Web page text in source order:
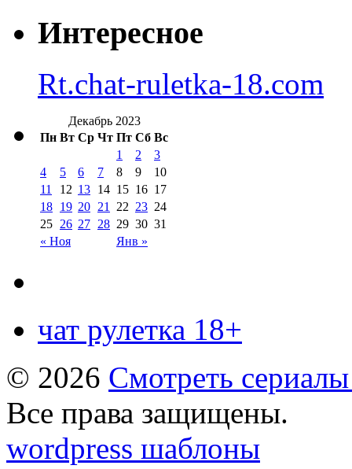
Интересное
Rt.chat-ruletka-18.com
Декабрь 2023
Пн Вт Ср Чт Пт Сб Вс
« Ноя Янв »
1 2
3
4
5 6 7 8 9
10
11
12 13 14 15 16 17
18 19 20 21 22 23 24
25 26 27 28 29 30 31
чат рулетка 18+
© 2026 Смотреть
Все права защищены.
wordpress шаблоны